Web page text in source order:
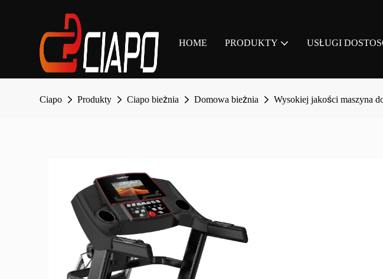
HOME PRODUKTY USŁUGI
Ciapo Produkty Ciapo bieżnia Domowa bieżnia Wysokiej jakości maszyna